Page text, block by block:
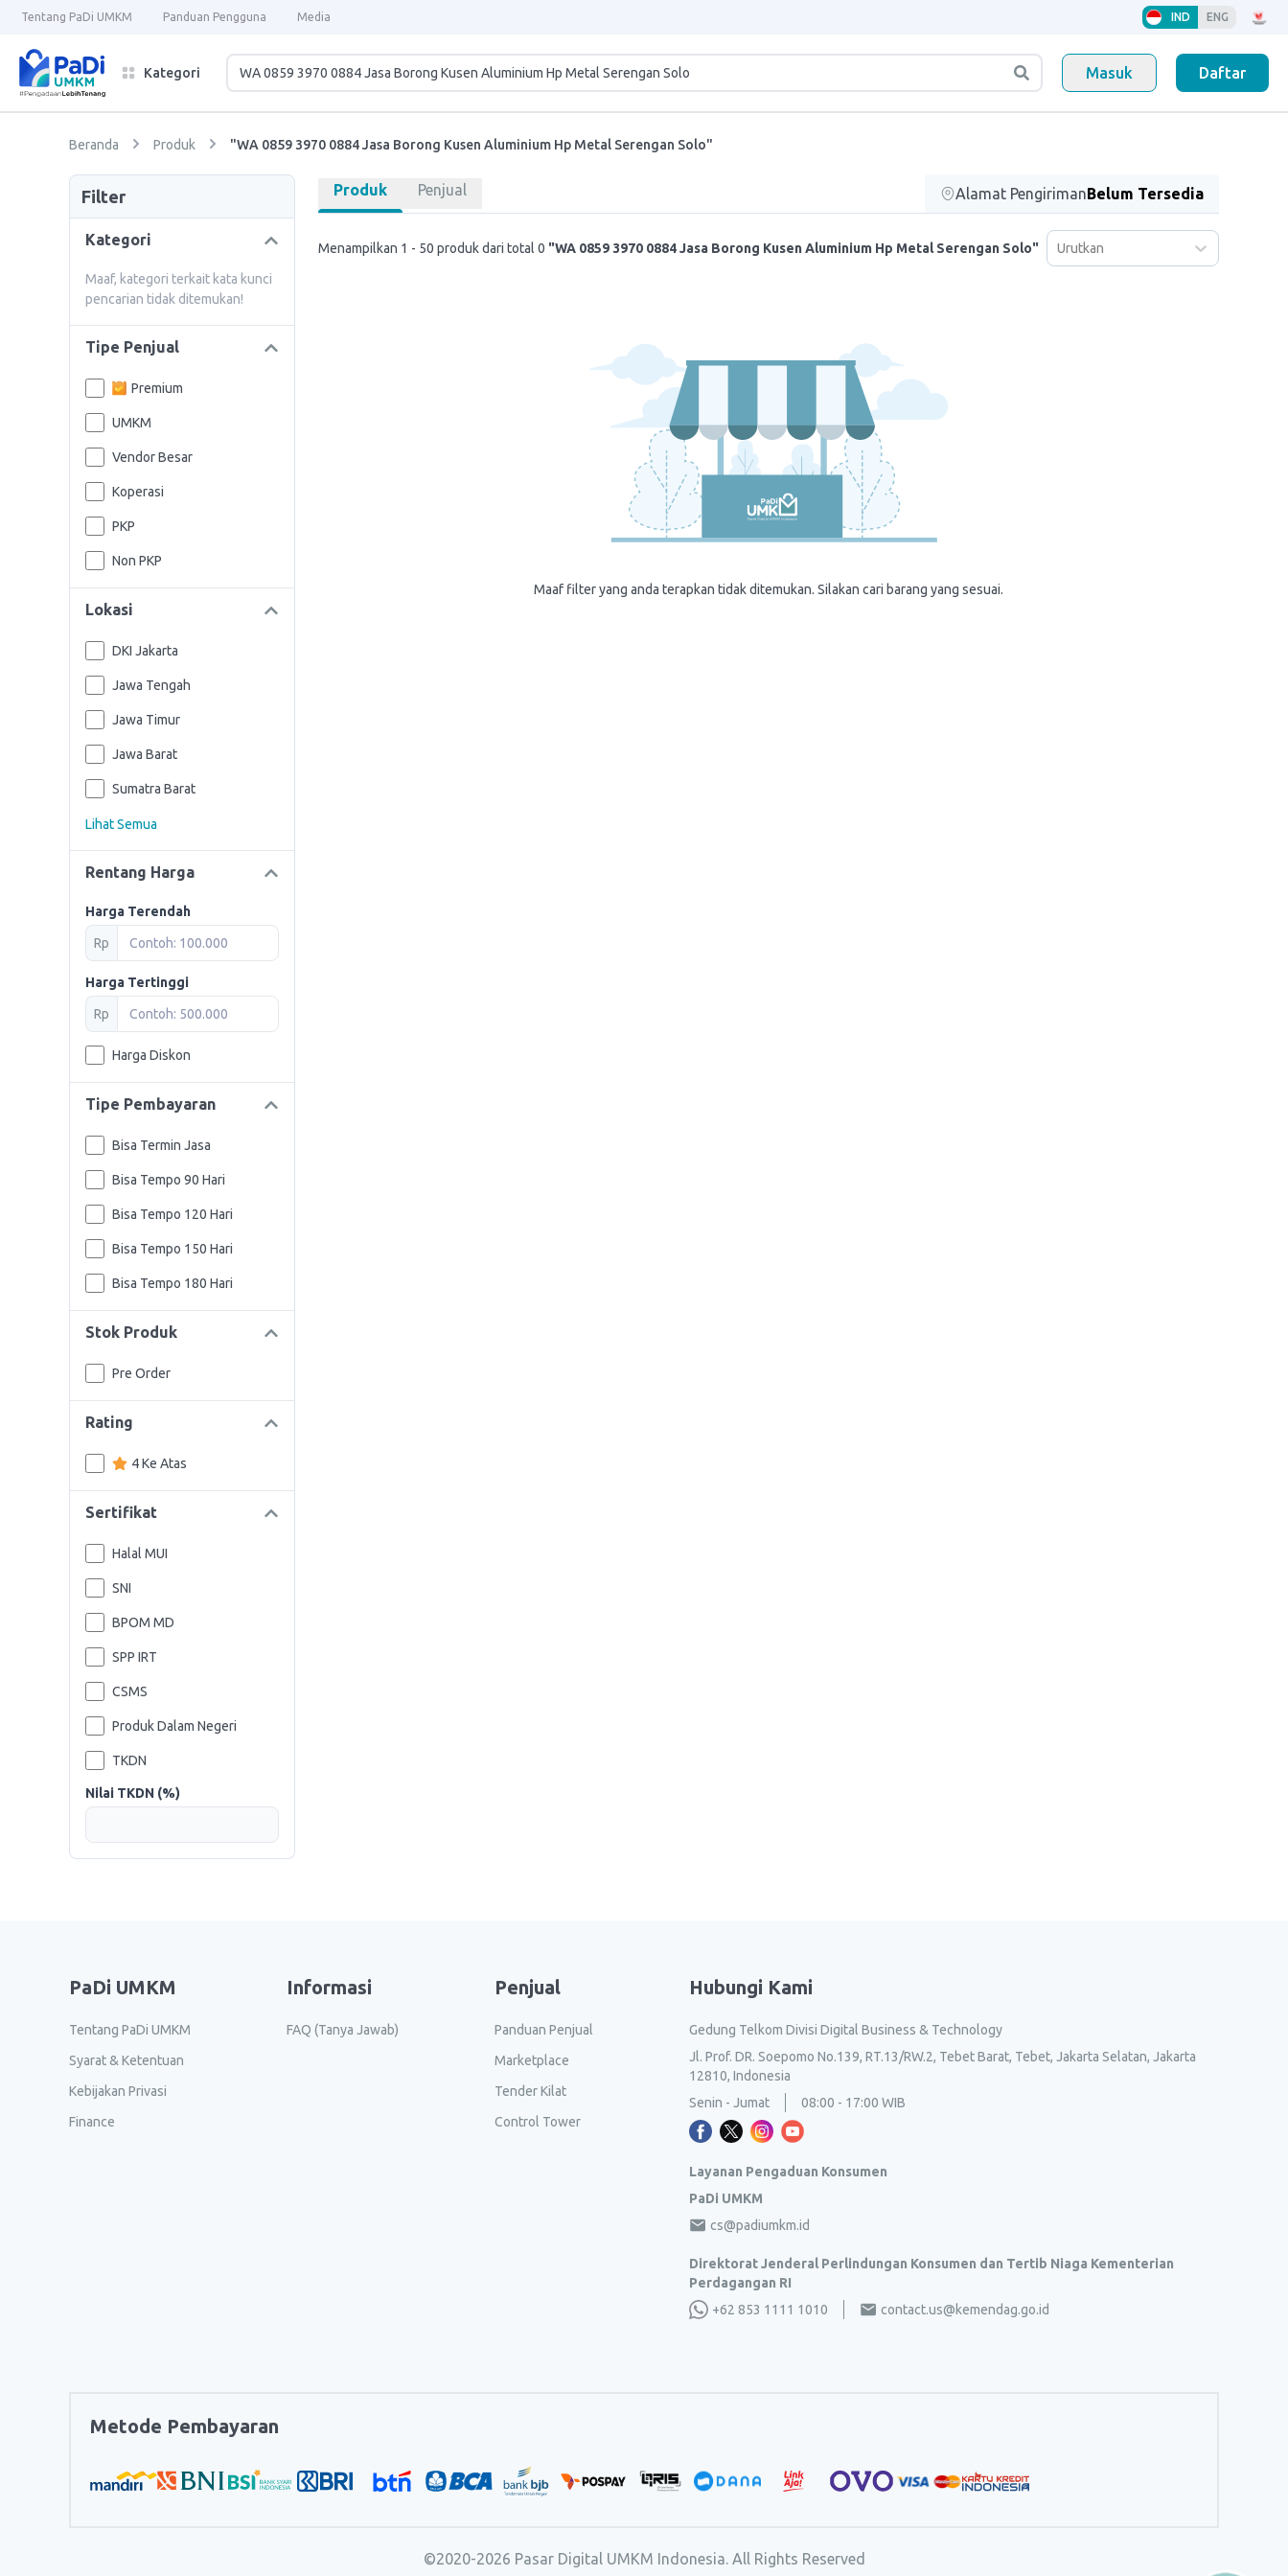
Tentang PaDi UMKM Panduan Pengguna Media IND ENG
Kategori Masuk Daftar
Beranda Produk "WA 0859 3970 0884 Jasa Borong Kusen Aluminium Hp Metal Serengan Solo"
Filter
Kategori
Maaf, kategori terkait kata kunci
pencarian tidak ditemukan!
Tipe Penjual
Premium
UMKM
Vendor Besar
Koperasi
PKP
Non PKP
Lokasi
DKI Jakarta
Jawa Tengah
Jawa Timur
Jawa Barat
Sumatra Barat
Lihat Semua
Rentang Harga
Harga Terendah
Rp
Harga Tertinggi
Rp
Harga Diskon
Tipe Pembayaran
Bisa Termin Jasa
Bisa Tempo 90 Hari
Bisa Tempo 120 Hari
Bisa Tempo 150 Hari
Bisa Tempo 180 Hari
Stok Produk
Pre Order
Rating
4 Ke Atas
Sertifikat
Halal MUI
SNI
BPOM MD
SPP IRT
CSMS
Produk Dalam Negeri
TKDN
Nilai TKDN (%)
Produk Penjual Alamat PengirimanBelum Tersedia
Menampilkan 1 - 50 produk dari total 0 "WA 0859 3970 0884 Jasa Borong Kusen Aluminium Hp Metal Serengan Solo" Urutkan
Maaf filter yang anda terapkan tidak ditemukan. Silakan cari barang yang sesuai.
PaDi UMKM
Tentang PaDi UMKM
Syarat & Ketentuan
Kebijakan Privasi
Finance
Informasi
FAQ (Tanya Jawab)
Penjual
Panduan Penjual
Marketplace
Tender Kilat
Control Tower
Hubungi Kami
Gedung Telkom Divisi Digital Business & Technology
Jl. Prof. DR. Soepomo No.139, RT.13/RW.2, Tebet Barat, Tebet, Jakarta Selatan, Jakarta
12810, Indonesia
Senin - Jumat
08:00 - 17:00 WIB
Layanan Pengaduan Konsumen
PaDi UMKM
cs@padiumkm.id
Direktorat Jenderal Perlindungan Konsumen dan Tertib Niaga Kementerian
Perdagangan RI
+62 853 1111 1010
contact.us@kemendag.go.id
Metode Pembayaran
©2020-2026 Pasar Digital UMKM Indonesia. All Rights Reserved